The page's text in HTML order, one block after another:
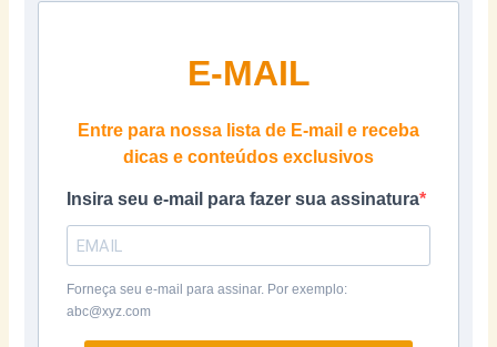
E-MAIL
Entre para nossa lista de E-mail e receba
dicas e conteúdos exclusivos
Insira seu e-mail para fazer sua assinatura
Forneça seu e-mail para assinar. Por exemplo:
abc@xyz.com